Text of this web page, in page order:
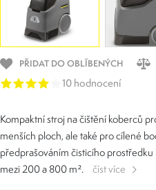
PŘIDAT DO OBLÍBENÝCH
10 hodnocení
Kompaktní stroj na čištění koberců
menších ploch, ale také pro cílené
předprašováním čisticího
mezi 200 a 800 m².
číst více